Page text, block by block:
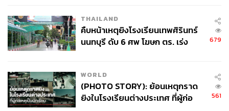
THAILAND
คืบหน้าเหตุยิงโรงเรียนเทพศิรินทร์
นนทบุรี ดับ 6 ศพ โฆษก ตร. เร่ง
679
WORLD
(PHOTO STORY): ย้อนเหตุกราด
ยิงในโรงเรียนต่างประเทศ ที่ผู้ก่อ
561